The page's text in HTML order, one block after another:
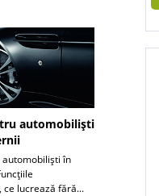
automobiliști
în
lucrează fără...